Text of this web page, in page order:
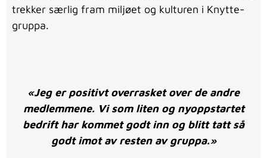
trekker særlig fram miljøet og kulturen i Knytte-
gruppa.
«Jeg er positivt overrasket over de andre
medlemmene. Vi som liten og nyoppstartet
bedrift har kommet godt inn og blitt tatt så
godt imot av resten av gruppa.»